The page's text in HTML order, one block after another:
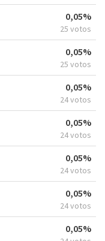
0,05%
25 votos
0,05%
25 votos
0,05%
24 votos
0,05%
24 votos
0,05%
24 votos
0,05%
24 votos
0,05%